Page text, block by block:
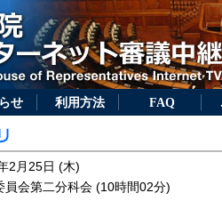
せ 利用方法 FAQ
2月25日 (木)
員会第二分科会 (10時間02分)